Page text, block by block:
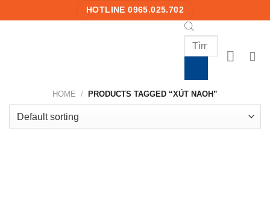
to
HOTLINE 0965.025.702
Products
search
HOME / PRODUCTS TAGGED “XÚT NAOH”